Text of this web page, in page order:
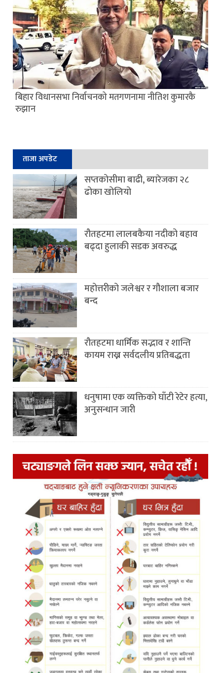
बिहार विधानसभा निर्वाचनको मतगणनामा नीतिश कुमारकै
रुझान
ताजा अपडेट
सप्तकोसीमा बाढी, ब्यारेजका २८
ढोका खोलियो
रौतहटमा लालबकैया नदीको बहाव
बढ्दा हुलाकी सडक अवरुद्ध
महोत्तरीको जलेश्वर र गौशाला बजार
बन्द
रौतहटमा धार्मिक सद्भाव र शान्ति
कायम राख्न सर्वदलीय प्रतिबद्धता
धनुषामा एक व्यक्तिको घाँटी रेटेर हत्या,
अनुसन्धान जारी